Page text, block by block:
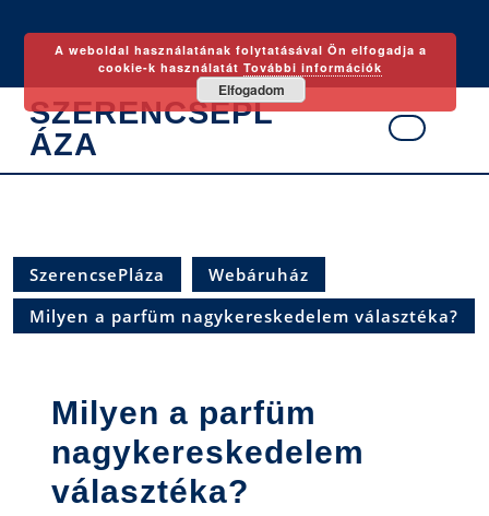
content
SZERENCSEPL
ÁZA
Open
SzerencsePláza
Webáruház
Milyen a parfüm nagykereskedelem választéka?
Milyen a parfüm
nagykereskedelem
választéka?
A weboldal használatának folytatásával Ön elfogadja a
cookie-k használatátTovábbi információk
Elfogadom